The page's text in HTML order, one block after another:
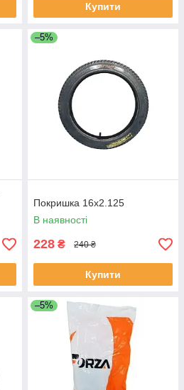
Купити
–5%
Покришка 16х2.125
В наявності
228 ₴ 240 ₴
Купити
–5%